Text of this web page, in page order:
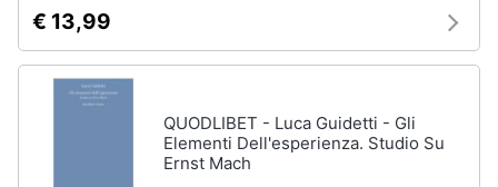
€ 13,99
QUODLIBET - Luca Guidetti - Gli
Elementi Dell'esperienza. Studio Su
Ernst Mach